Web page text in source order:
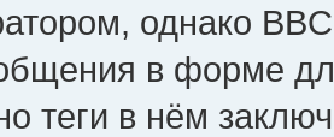
однако
в форме
теги в нём